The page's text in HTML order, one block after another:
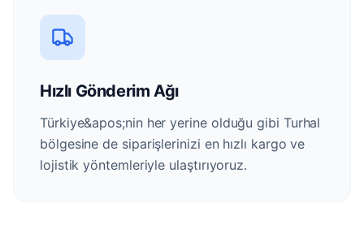
Hızlı Gönderim Ağı
Türkiye&apos;nin her yerine olduğu gibi Turhal
bölgesine de siparişlerinizi en hızlı kargo ve
lojistik yöntemleriyle ulaştırıyoruz.